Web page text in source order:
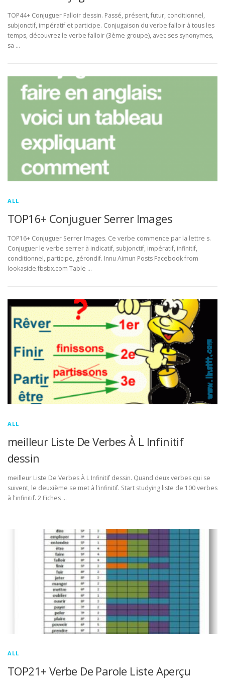
TOP44+ Conjuguer Falloir dessin. Passé, présent, futur, conditionnel,
subjonctif, impératif et participe. Conjugaison du verbe falloir à tous les
temps, découvrez le verbe falloir (3ème groupe), avec ses synonymes,
sa …
ALL
TOP16+ Conjuguer Serrer Images
TOP16+ Conjuguer Serrer Images. Ce verbe commence par la lettre s.
Conjuguer le verbe serrer à indicatif, subjonctif, impératif, infinitif,
conditionnel, participe, gérondif. Innu Aimun Posts Facebook from
lookaside.fbsbx.com Table …
ALL
meilleur Liste De Verbes À L Infinitif
dessin
meilleur Liste De Verbes À L Infinitif dessin. Quand deux verbes qui se
suivent, le deuxième se met à l'infinitif. Start studying liste de 100 verbes
à l'infinitif. 2 Fiches …
ALL
TOP21+ Verbe De Parole Liste Aperçu